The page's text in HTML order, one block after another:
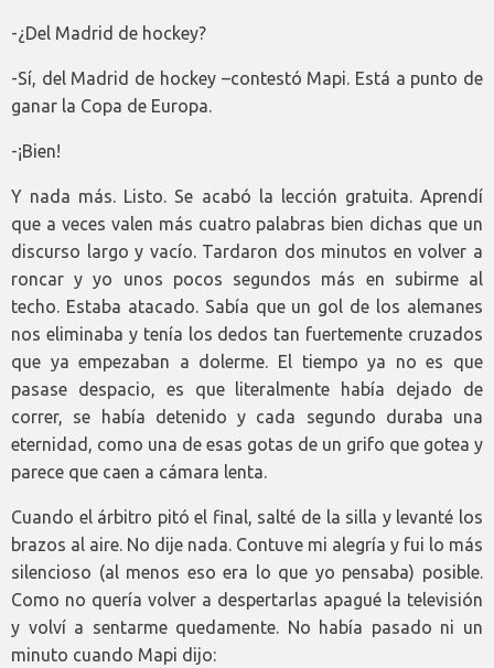
-¿Del Madrid de hockey?
-Sí, del Madrid de hockey –contestó Mapi. Está a punto de
ganar la Copa de Europa.
-¡Bien!
Y nada más. Listo. Se acabó la lección gratuita. Aprendí
que a veces valen más cuatro palabras bien dichas que un
discurso largo y vacío. Tardaron dos minutos en volver a
roncar y yo unos pocos segundos más en subirme al
techo. Estaba atacado. Sabía que un gol de los alemanes
nos eliminaba y tenía los dedos tan fuertemente cruzados
que ya empezaban a dolerme. El tiempo ya no es que
pasase despacio, es que literalmente había dejado de
correr, se había detenido y cada segundo duraba una
eternidad, como una de esas gotas de un grifo que gotea y
parece que caen a cámara lenta.
Cuando el árbitro pitó el final, salté de la silla y levanté los
brazos al aire. No dije nada. Contuve mi alegría y fui lo más
silencioso (al menos eso era lo que yo pensaba) posible.
Como no quería volver a despertarlas apagué la televisión
y volví a sentarme quedamente. No había pasado ni un
minuto cuando Mapi dijo: